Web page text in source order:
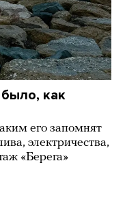
как
его запомнят
электричества,
«Берега»